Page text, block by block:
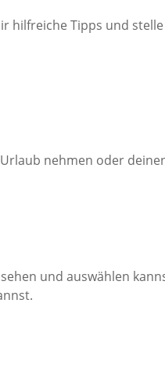
hilfreiche Tipps und
nehmen oder
und auswählen